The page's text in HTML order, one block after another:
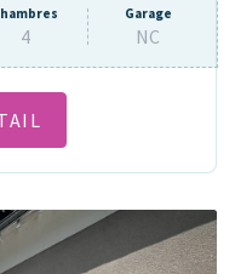
4
Garage
NC